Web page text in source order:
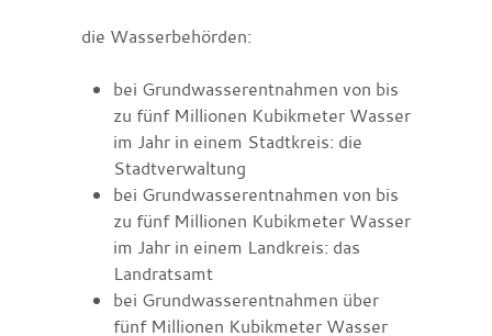
die Wasserbehörden:
bei Grundwasserentnahmen von bis
zu fünf Millionen Kubikmeter Wasser
im Jahr in einem Stadtkreis: die
Stadtverwaltung
bei Grundwasserentnahmen von bis
zu fünf Millionen Kubikmeter Wasser
im Jahr in einem Landkreis: das
Landratsamt
bei Grundwasserentnahmen über
fünf Millionen Kubikmeter Wasser